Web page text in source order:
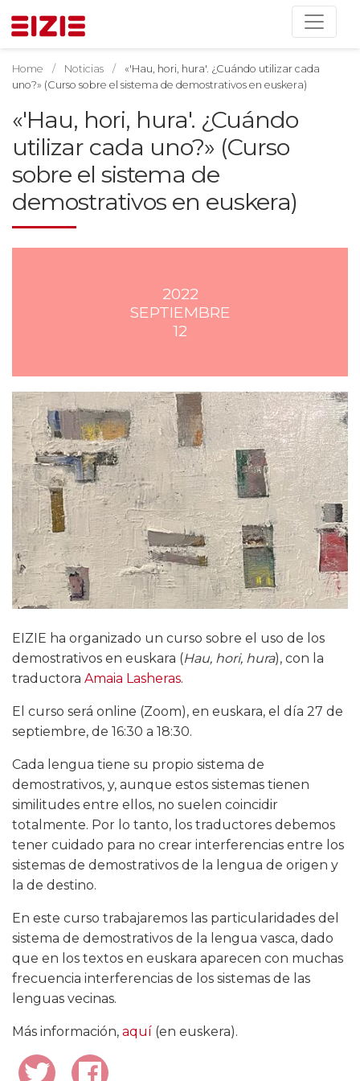
Home Noticias
«'Hau, hori, hura'. ¿Cuándo utilizar cada
uno?» (Curso sobre el sistema de demostrativos en euskera)
«'Hau, hori, hura'. ¿Cuándo
utilizar cada uno?» (Curso
sobre el sistema de
demostrativos en euskera)
2022
SEPTIEMBRE
12
EIZIE ha organizado un curso sobre el uso de los
demostrativos en euskara (Hau, hori, hura), con la
traductora Amaia Lasheras.
El curso será online (Zoom), en euskara, el día 27 de
septiembre, de 16:30 a 18:30.
Cada lengua tiene su propio sistema de
demostrativos, y, aunque estos sistemas tienen
similitudes entre ellos, no suelen coincidir
totalmente. Por lo tanto, los traductores debemos
tener cuidado para no crear interferencias entre los
sistemas de demostrativos de la lengua de origen y
la de destino.
En este curso trabajaremos las particularidades del
sistema de demostrativos de la lengua vasca, dado
que en los textos en euskara aparecen con muchas
frecuencia interferencias de los sistemas de las
lenguas vecinas.
Más información, aquí (en euskera).